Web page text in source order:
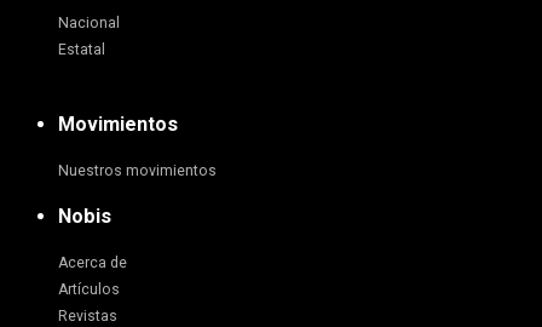
Nacional
Estatal
Movimientos
Nuestros movimientos
Nobis
Acerca de
Artículos
Revistas